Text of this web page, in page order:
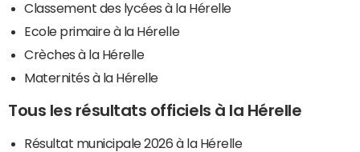
Classement des lycées à la Hérelle
Ecole primaire à la Hérelle
Crèches à la Hérelle
Maternités à la Hérelle
Tous les résultats officiels à la Hérelle
Résultat municipale 2026 à la Hérelle